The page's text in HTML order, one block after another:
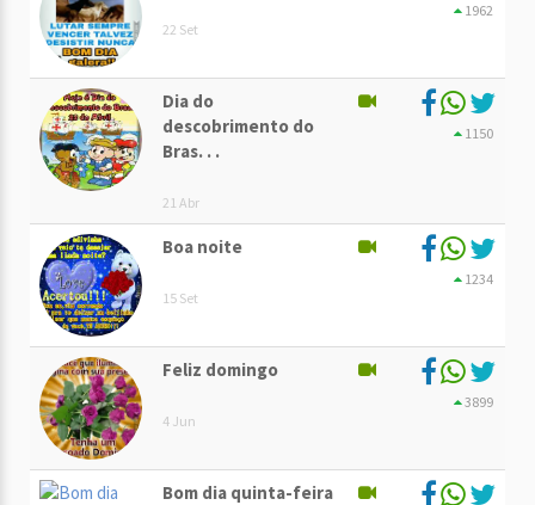
22 Set
1962
Dia do
descobrimento do
Bras. . .
21 Abr
1150
Boa noite
15 Set
1234
Feliz domingo
4 Jun
3899
Bom dia quinta-feira